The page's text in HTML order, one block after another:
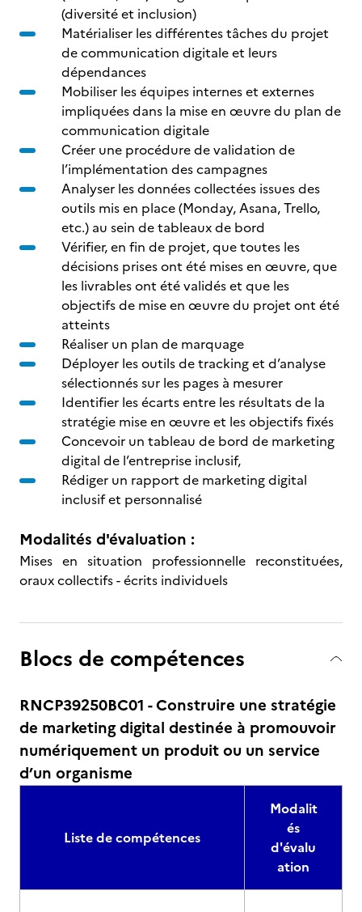
(diversité et inclusion)
Matérialiser les différentes tâches du projet
de communication digitale et leurs
dépendances
Mobiliser les équipes internes et externes
impliquées dans la mise en œuvre du plan de
communication digitale
Créer une procédure de validation de
l’implémentation des campagnes
Analyser les données collectées issues des
outils mis en place (Monday, Asana, Trello,
etc.) au sein de tableaux de bord
Vérifier, en fin de projet, que toutes les
décisions prises ont été mises en œuvre, que
les livrables ont été validés et que les
objectifs de mise en œuvre du projet ont été
atteints
Réaliser un plan de marquage
Déployer les outils de tracking et d’analyse
sélectionnés sur les pages à mesurer
Identifier les écarts entre les résultats de la
stratégie mise en œuvre et les objectifs fixés
Concevoir un tableau de bord de marketing
digital de l’entreprise inclusif,
Rédiger un rapport de marketing digital
inclusif et personnalisé
Modalités d'évaluation :
Mises en situation professionnelle reconstituées,
oraux collectifs - écrits individuels
Blocs de compétences
RNCP39250BC01 - Construire une stratégie
de marketing digital destinée à promouvoir
numériquement un produit ou un service
d’un organisme
Liste de compétences
Modalit
és
d'évalu
ation